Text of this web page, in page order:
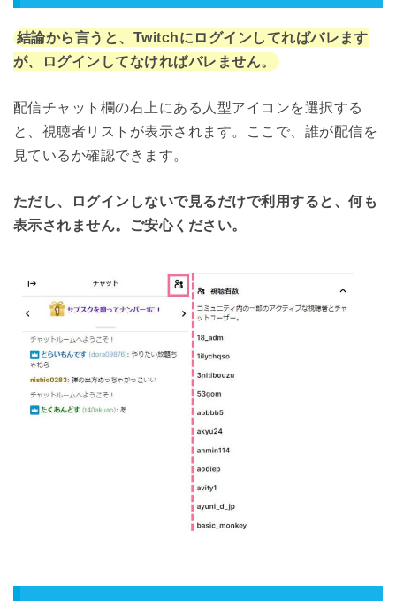
結論から言うと、Twitchにログインしてればバレます
が、ログインしてなければバレません。
配信チャット欄の右上にある人型アイコンを選択する
と、視聴者リストが表示されます。ここで、誰が配信を
見ているか確認できます。
ただし、ログインしないで見るだけで利用すると、何も
表示されません。ご安心ください。